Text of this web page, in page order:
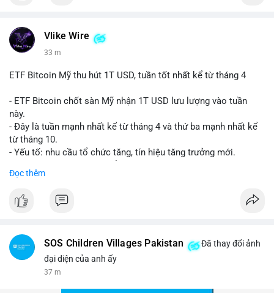
Vlike Wire
33 m
ETF Bitcoin Mỹ thu hút 1T USD, tuần tốt nhất kể từ tháng 4
- ETF Bitcoin chốt sàn Mỹ nhận 1T USD lưu lượng vào tuần
này.
- Đây là tuần mạnh nhất kể từ tháng 4 và thứ ba mạnh nhất kể
từ tháng 10.
- Yếu tố: nhu cầu tổ chức tăng, tín hiệu tăng trưởng mới.
dẫn.
#binancesquare
#vlikevn #titanbot
Đọc thêm
SOS Children Villages Pakistan
Đã thay đổi ảnh
đại diện của anh ấy
37 m